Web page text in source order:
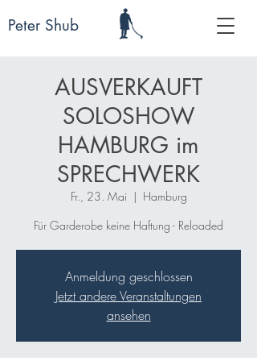
Peter Shub
AUSVERKAUFT
SOLOSHOW
HAMBURG im
SPRECHWERK
Fr., 23. Mai
  |
Hamburg
Für Garderobe keine Haftung - Reloaded
Anmeldung geschlossen
Jetzt andere Veranstaltungen
ansehen